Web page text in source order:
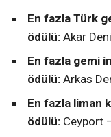
En fazla Türk
ödülü: Akar
En fazla gemi
ödülü: Arkas
En fazla liman
ödülü: Ceyport